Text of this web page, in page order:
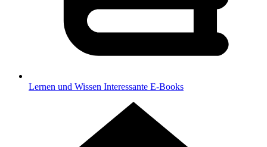
Lernen und Wissen Interessante E-Books